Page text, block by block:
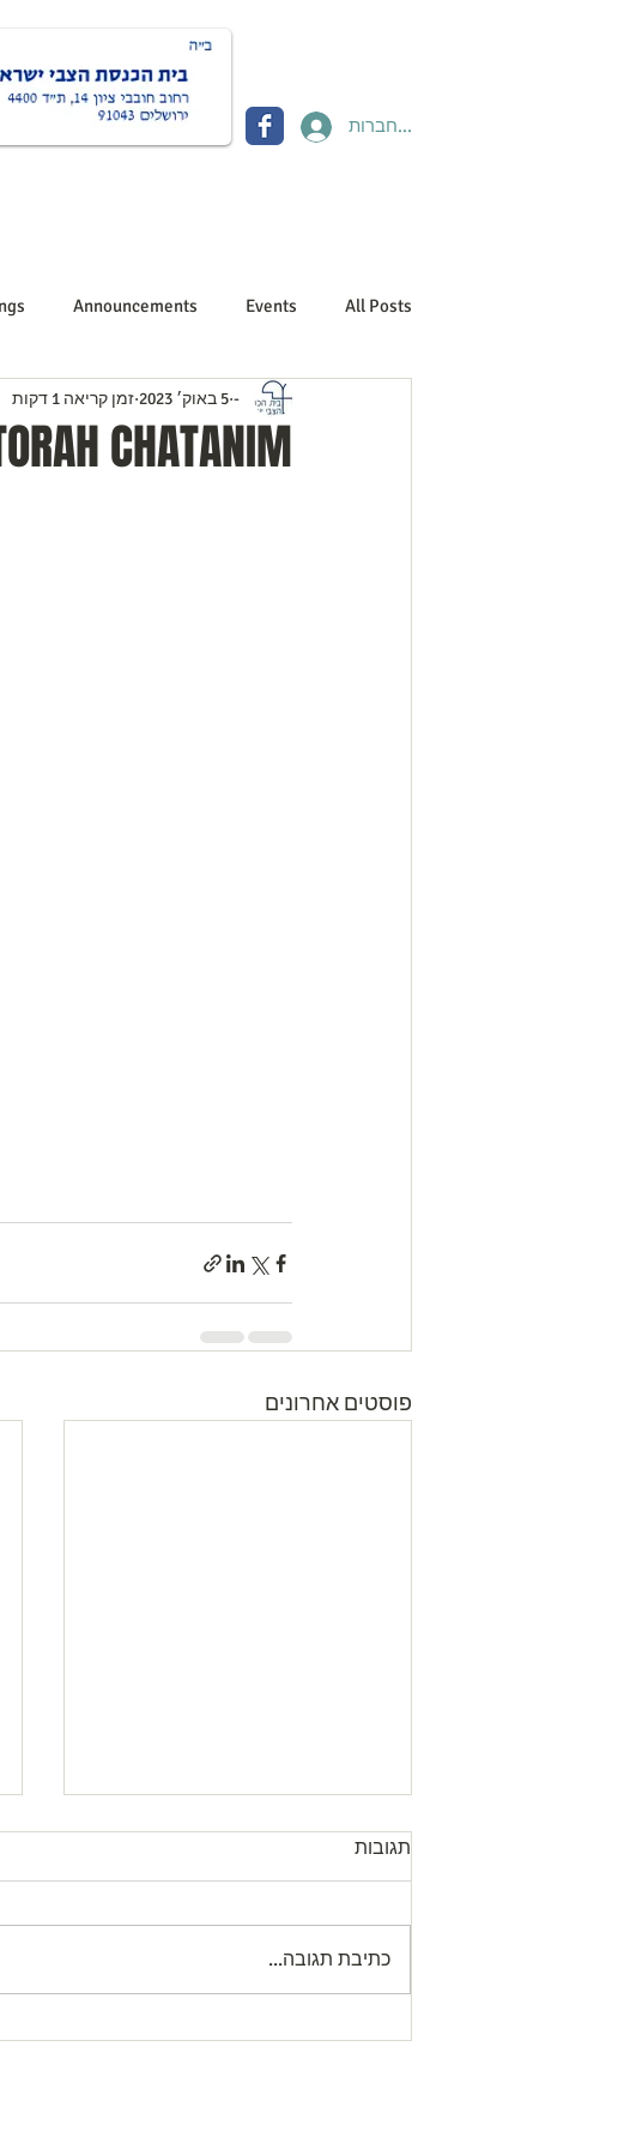
להתחברות
All Posts
Events
Announcements
CHATANIM
- 5 באוק׳ 2023 זמן קריאה 1 דקות
פוסטים אחרונים
Letter from our President עדכון
תגובות
כתיבת תגובה...